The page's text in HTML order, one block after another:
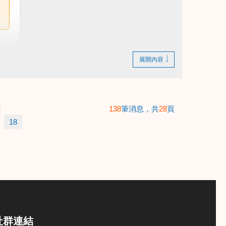
展開內容
18
138筆消息，共28頁
群連結